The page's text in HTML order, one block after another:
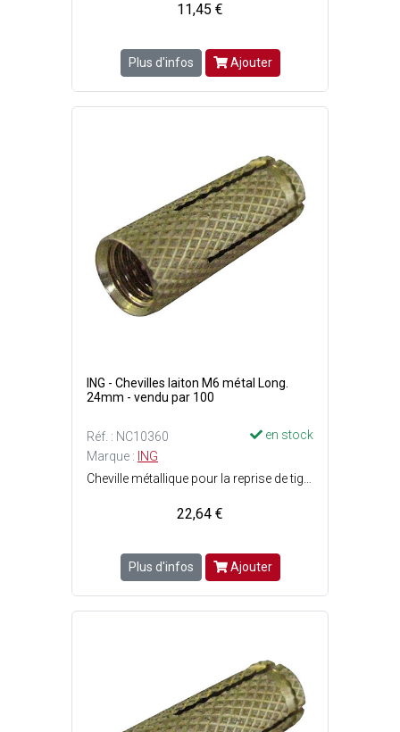
11,45 €
Plus d'infos Ajouter
ING - Chevilles laiton M6 métal Long.
24mm - vendu par 100
Réf. : NC10360
en stock
Marque : ING
22,64 €
Plus d'infos Ajouter